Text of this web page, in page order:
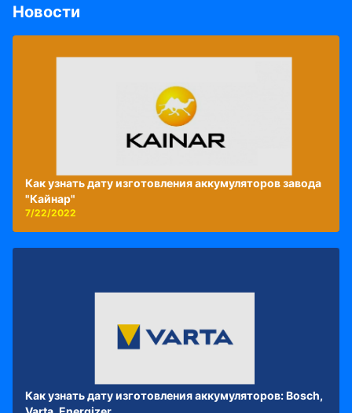
Новости
Как узнать дату изготовления аккумуляторов завода
"Кайнар"
7/22/2022
Как узнать дату изготовления аккумуляторов: Bosch,